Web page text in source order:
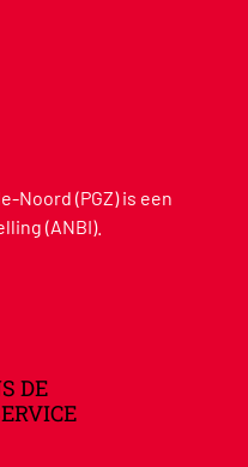
Noord (PGZ) is een
(ANBI).
DE